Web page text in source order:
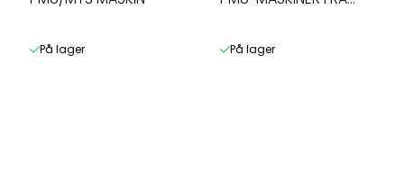
På lager På lager